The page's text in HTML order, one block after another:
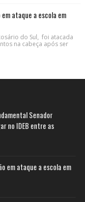
ataque a escola em
do Sul, foi atacada
na cabeça após ser
Senador
no IDEB entre as
em ataque a escola em